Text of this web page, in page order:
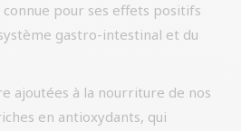
pour ses effets positifs
gastro-intestinal et du
ajoutées à la nourriture de nos
en antioxydants, qui